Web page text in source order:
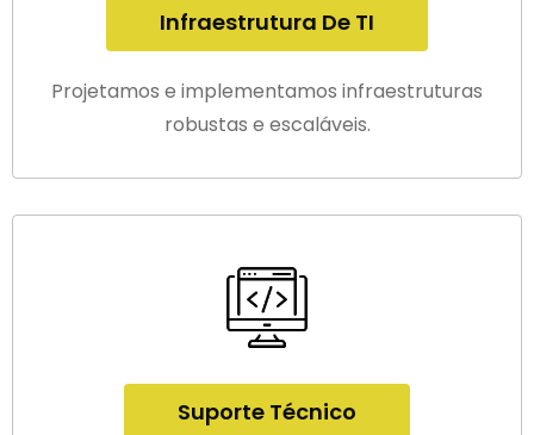
Infraestrutura De TI
Projetamos e implementamos infraestruturas
robustas e escaláveis.
Suporte Técnico